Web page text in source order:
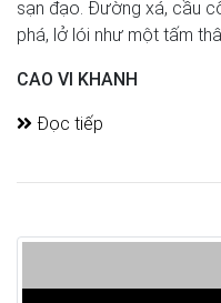
sạn đạo. Đường xá, cầu
phá, lở lói như một tấm
CAO VI KHANH
Đọc tiếp